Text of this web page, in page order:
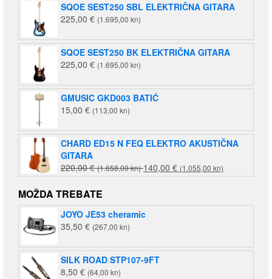
SQOE SEST250 SBL ELEKTRIČNA GITARA
225,00 € (1.695,00 kn)
SQOE SEST250 BK ELEKTRIČNA GITARA
225,00 € (1.695,00 kn)
GMUSIC GKD003 BATIĆ
15,00 € (113,00 kn)
CHARD ED15 N FEQ ELEKTRO AKUSTIČNA
GITARA
220,00€ (1.658,00 kn)Izvorna
cijena
je:
220,00 €
140,00 € (1.055,00 kn)
cijena
140,00 €
MOŽDA TREBATE
JOYO JE53 cheramic
35,50 € (267,00 kn)
SILK ROAD STP107-9FT
8,50 € (64,00 kn)